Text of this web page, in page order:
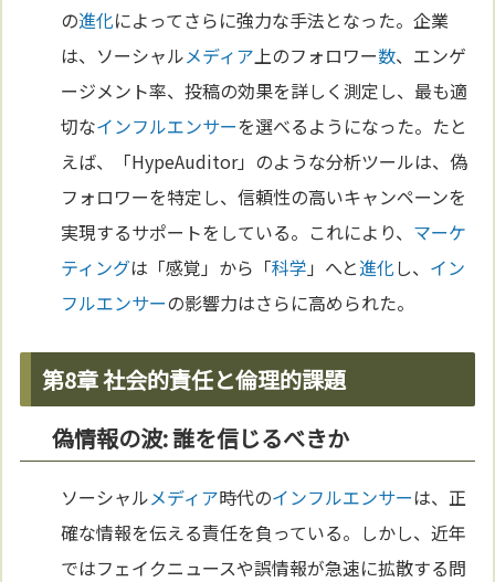
の進化によってさらに強力な手法となった。企業
は、ソーシャルメディア上のフォロワー数、エンゲ
ージメント率、投稿の効果を詳しく測定し、最も適
切なインフルエンサーを選べるようになった。たと
えば、「HypeAuditor」のような分析ツールは、偽
フォロワーを特定し、信頼性の高いキャンペーンを
実現するサポートをしている。これにより、 マーケ
ティングは「感覚」から「科学 」へと進化し、 イン
フルエンサーの影響力はさらに高められた。
第8章 社会的責任と倫理的課題
偽情報の波: 誰を信じるべきか
ソーシャルメディア時代のインフルエンサーは、正
確な情報を伝える責任を負っている。しかし、近年
ではフェイクニュースや誤情報が急速に拡散する問